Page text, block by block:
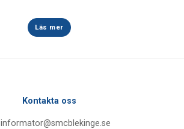
Läs mer
Kontakta oss
informator@smcblekinge.se